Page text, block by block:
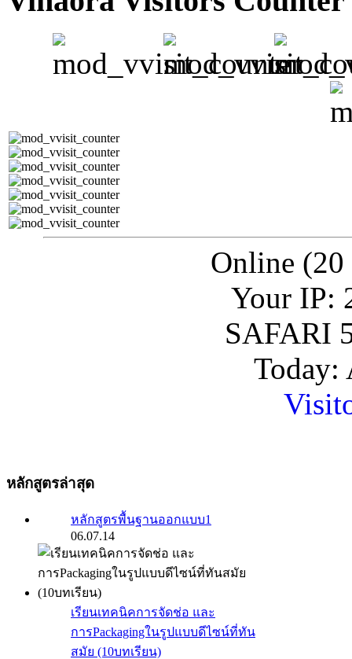
Online (20
Your IP:
SAFARI
Today:
หลักสูตรล่าสุด
หลักสูตรพื้นฐานออกแบบ1
06.07.14
เรียนเทคนิคการจัดช่อ และ
การPackagingในรูปแบบดีไซน์ที่ทัน
สมัย (10บทเรียน)